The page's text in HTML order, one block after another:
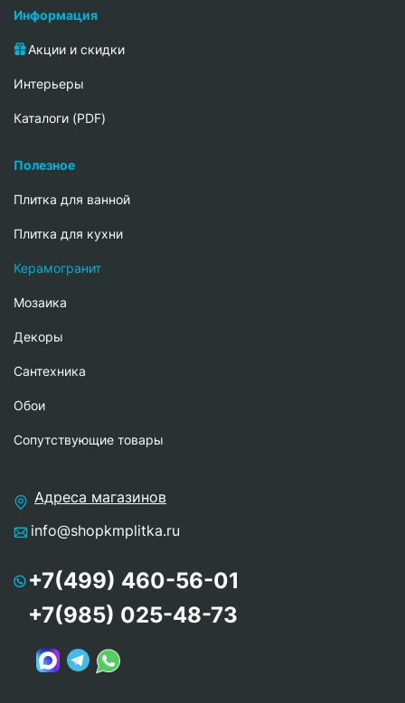
Информация
Акции и скидки
Интерьеры
Каталоги (PDF)
Полезное
Плитка для ванной
Плитка для кухни
Керамогранит
Мозаика
Декоры
Сантехника
Обои
Сопутствующие товары
Адреса магазинов
info@shopkmplitka.ru
+7(499) 460-56-01
+7(985) 025-48-73